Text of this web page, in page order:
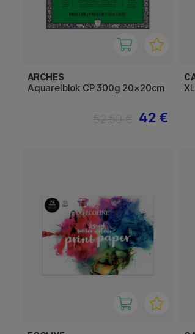
ARCHES
Aquarelblok CP 300g 20×20cm
42 €